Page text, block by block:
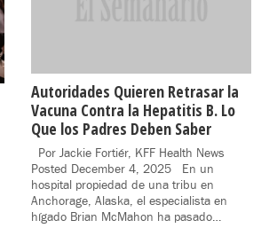
Autoridades Quieren Retrasar la
Vacuna Contra la Hepatitis B. Lo
Que los Padres Deben Saber
Por Jackie Fortiér, KFF Health News
Posted December 4, 2025 En un
hospital propiedad de una tribu en
Anchorage, Alaska, el especialista en
hígado Brian McMahon ha pasado…